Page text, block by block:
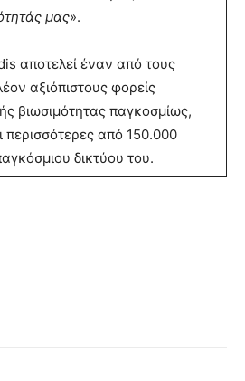
μας».
αποτελεί έναν από τους
αξιόπιστους φορείς
βιωσιμότητας παγκοσμίως,
περισσότερες από 150.000
δικτύου του.